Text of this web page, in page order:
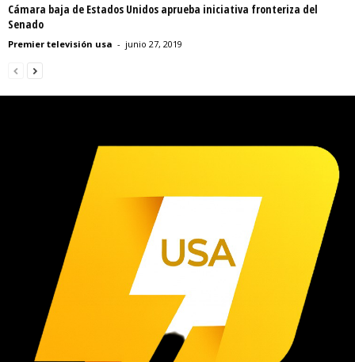
Cámara baja de Estados Unidos aprueba iniciativa fronteriza del
Senado
Premier televisión usa - junio 27, 2019